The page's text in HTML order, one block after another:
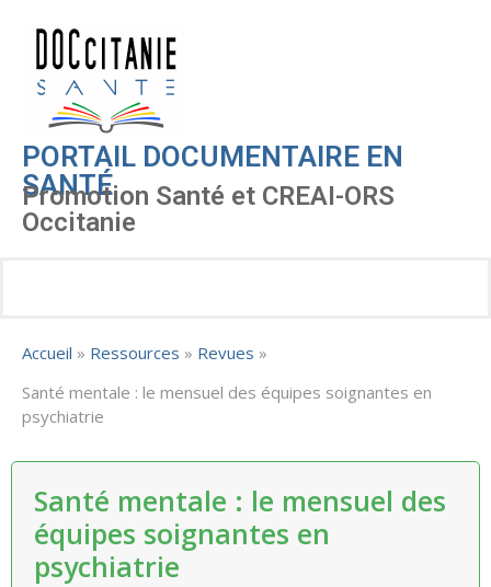
PORTAIL DOCUMENTAIRE EN
SANTÉ
Promotion Santé et CREAI-ORS
Occitanie
Accueil » Ressources » Revues »
Santé mentale : le mensuel des équipes soignantes en
psychiatrie
Santé mentale : le mensuel des
équipes soignantes en
psychiatrie